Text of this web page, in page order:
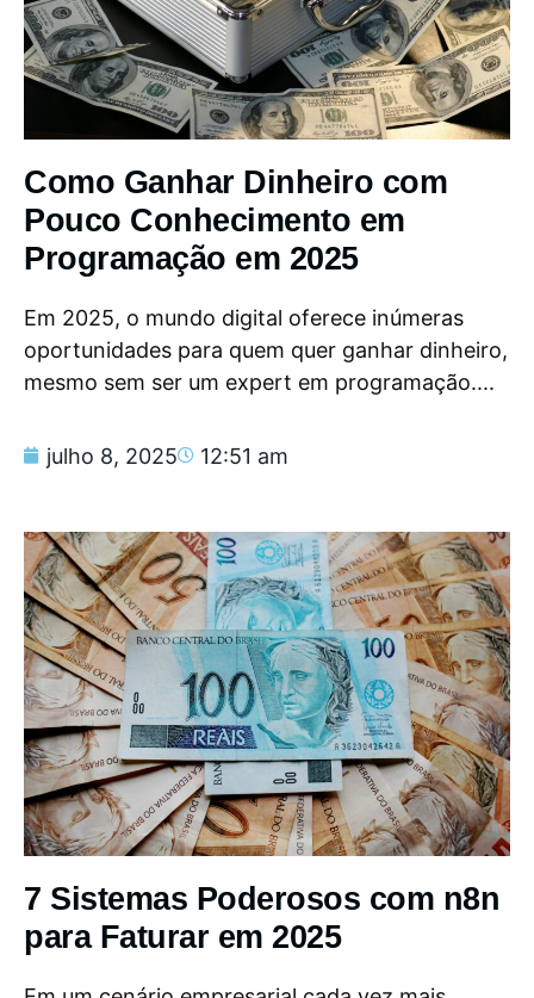
Como Ganhar Dinheiro com
Pouco Conhecimento em
Programação em 2025
Em 2025, o mundo digital oferece inúmeras
oportunidades para quem quer ganhar dinheiro,
mesmo sem ser um expert em programação....
julho 8, 2025 12:51 am
7 Sistemas Poderosos com n8n
para Faturar em 2025